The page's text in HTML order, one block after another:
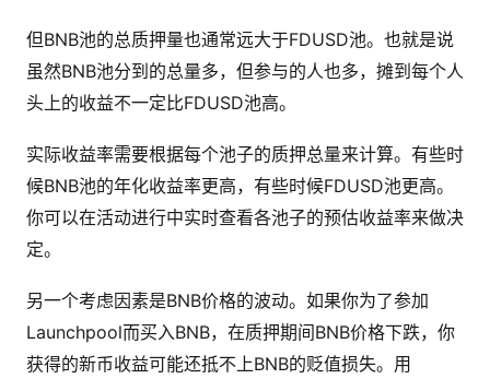
但BNB池的总质押量也通常远大于FDUSD池。也就是说
虽然BNB池分到的总量多，但参与的人也多，摊到每个人
头上的收益不一定比FDUSD池高。
实际收益率需要根据每个池子的质押总量来计算。有些时
候BNB池的年化收益率更高，有些时候FDUSD池更高。
你可以在活动进行中实时查看各池子的预估收益率来做决
定。
另一个考虑因素是BNB价格的波动。如果你为了参加
Launchpool而买入BNB，在质押期间BNB价格下跌，你
获得的新币收益可能还抵不上BNB的贬值损失。用